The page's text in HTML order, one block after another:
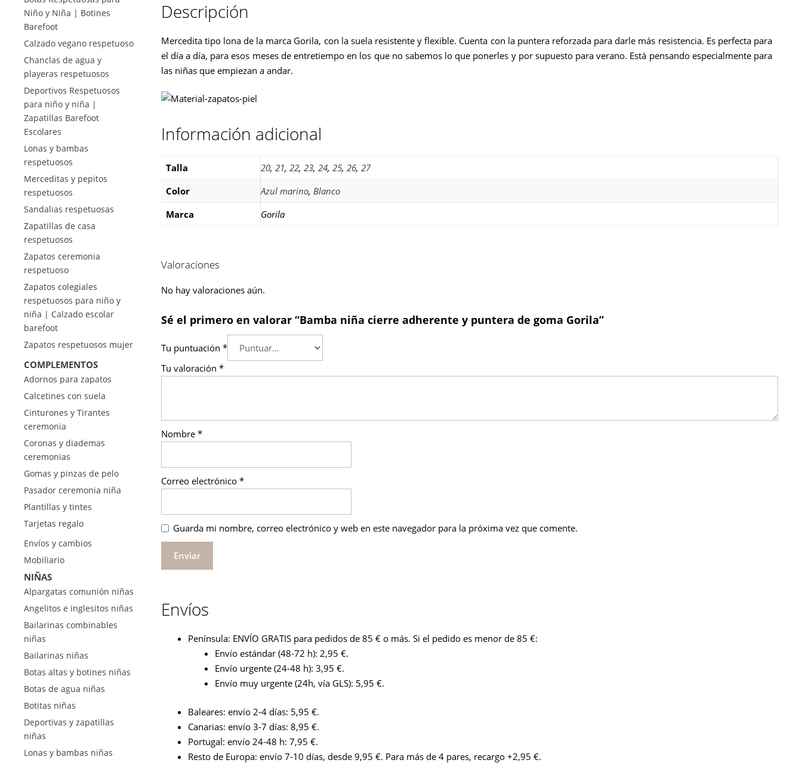
Descripción
Mercedita tipo lona de la marca Gorila, con la suela resistente y flexible. Cuenta con la puntera reforzada para darle más resistencia. Es perfecta para
el día a día, para esos meses de entretiempo en los que no sabemos lo que ponerles y por supuesto para verano. Está pensando especialmente para
las niñas que empiezan a andar.
Información adicional
Talla 20, 21, 22, 23, 24, 25, 26, 27
Color
Azul marino, Blanco
Marca
Gorila
Valoraciones
No hay valoraciones aún.
Sé el primero en valorar “Bamba niña cierre adherente y puntera de goma Gorila”
Tu puntuación *
Tu valoración *
Nombre *
Correo electrónico *
Guarda mi nombre, correo electrónico y web en este navegador para la próxima vez que comente.
Envíos
Península: ENVÍO GRATIS para pedidos de 85 € o más. Si el pedido es menor de 85 €:
Envío estándar (48-72 h): 2,95 €.
Envío urgente (24-48 h): 3,95 €.
Envío muy urgente (24h, vía GLS): 5,95 €.
Baleares: envío 2-4 días: 5,95 €.
Canarias: envío 3-7 días: 8,95 €.
Portugal: envío 24-48 h: 7,95 €.
Resto de Europa: envío 7-10 días, desde 9,95 €. Para más de 4 pares, recargo +2,95 €.
Niño y Niña | Botines
Barefoot
Calzado vegano respetuoso
Chanclas de agua y
playeras respetuosos
Deportivos Respetuosos
para niño y niña |
Zapatillas Barefoot
Escolares
Lonas y bambas
respetuosos
Merceditas y pepitos
respetuosos
Sandalias respetuosas
Zapatillas de casa
respetuosos
Zapatos ceremonia
respetuoso
Zapatos colegiales
respetuosos para niño y
niña | Calzado escolar
barefoot
Zapatos respetuosos mujer
COMPLEMENTOS
Adornos para zapatos
Calcetines con suela
Cinturones y Tirantes
ceremonia
Coronas y diademas
ceremonias
Gomas y pinzas de pelo
Pasador ceremonia niña
Plantillas y tintes
Tarjetas regalo
Envíos y cambios
Mobiliario
NIÑAS
Alpargatas comunión niñas
Angelitos e inglesitos niñas
Bailarinas combinables
niñas
Bailarinas niñas
Botas altas y botines niñas
Botas de agua niñas
Botitas niñas
Deportivas y zapatillas
niñas
Lonas y bambas niñas